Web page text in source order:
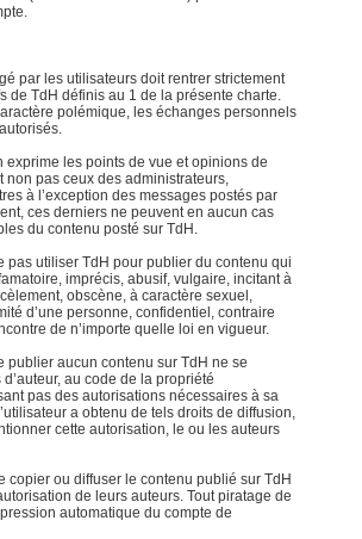
par les utilisateurs doit rentrer strictement
de TdH définis au 1 de la présente charte.
polémique, les échanges personnels
exprime les points de vue et opinions de
non pas ceux des administrateurs,
à l’exception des messages postés par
ces derniers ne peuvent en aucun cas
du contenu posté sur TdH.
pas utiliser TdH pour publier du contenu qui
imprécis, abusif, vulgaire, incitant à
obscène, à caractère sexuel,
d’une personne, confidentiel, contraire
de n’importe quelle loi en vigueur.
publier aucun contenu sur TdH ne se
au code de la propriété
pas des autorisations nécessaires à sa
a obtenu de tels droits de diffusion,
cette autorisation, le ou les auteurs
copier ou diffuser le contenu publié sur TdH
de leurs auteurs. Tout piratage de
automatique du compte de